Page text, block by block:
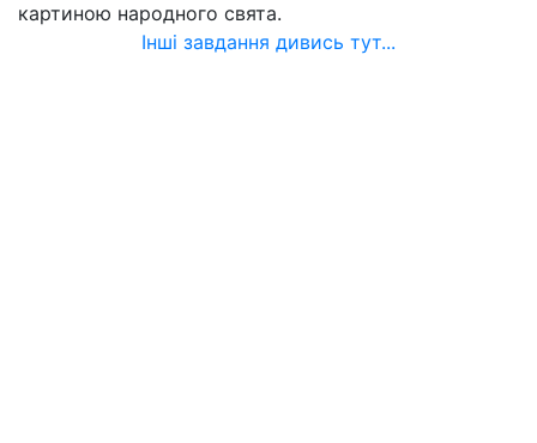
картиною народного свята.
Інші завдання дивись тут...